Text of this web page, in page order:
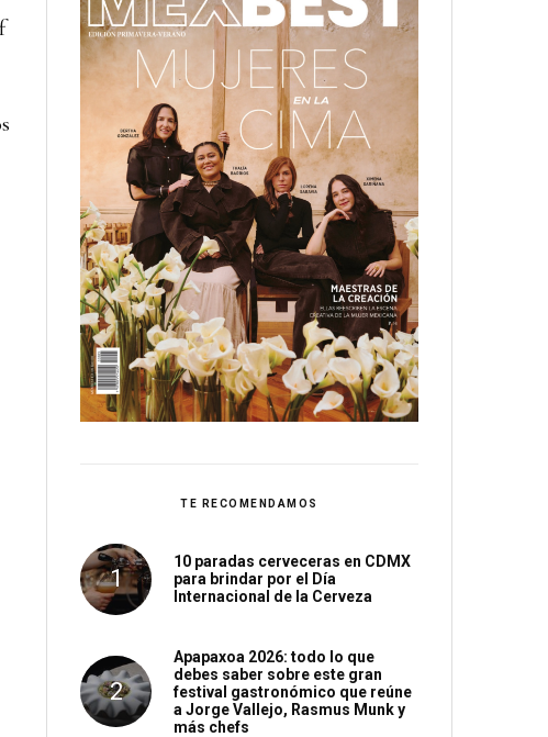
TE RECOMENDAMOS
10 paradas cerveceras en CDMX
para brindar por el Día
Internacional de la Cerveza
Apapaxoa 2026: todo lo que
debes saber sobre este gran
festival gastronómico que reúne
a Jorge Vallejo, Rasmus Munk y
más chefs